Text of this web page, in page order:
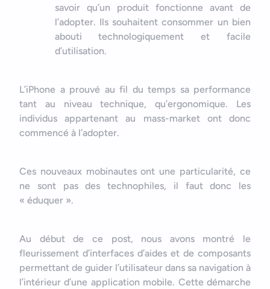
savoir qu’un produit fonctionne avant de
l’adopter. Ils souhaitent consommer un bien
abouti technologiquement et facile
d’utilisation.
L’iPhone a prouvé au fil du temps sa performance
tant au niveau technique, qu’ergonomique. Les
individus appartenant au mass-market ont donc
commencé à l’adopter.
Ces nouveaux mobinautes ont une particularité, ce
ne sont pas des technophiles, il faut donc les
« éduquer ».
Au début de ce post, nous avons montré le
fleurissement d’interfaces d’aides et de composants
permettant de guider l’utilisateur dans sa navigation à
l’intérieur d’une application mobile. Cette démarche